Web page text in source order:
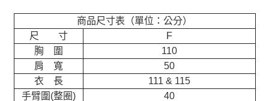
商品尺寸表（單位：公分）
尺 寸
F
胸 圍
110
肩 寬
50
衣 長
111 & 115
手臂圍(整圈)
40